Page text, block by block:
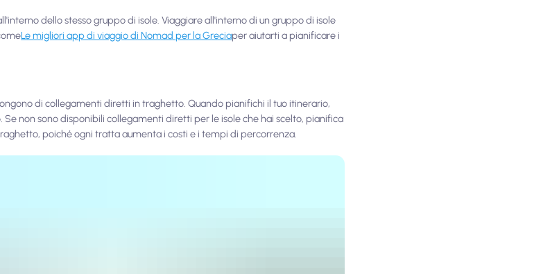
dello stesso gruppo di isole. Viaggiare all'interno di un gruppo di isole
Le migliori app di viaggio di Nomad per la Greciaper aiutarti a pianificare i
di collegamenti diretti in traghetto. Quando pianifichi il tuo itinerario,
non sono disponibili collegamenti diretti per le isole che hai scelto, pianifica
poiché ogni tratta aumenta i costi e i tempi di percorrenza.